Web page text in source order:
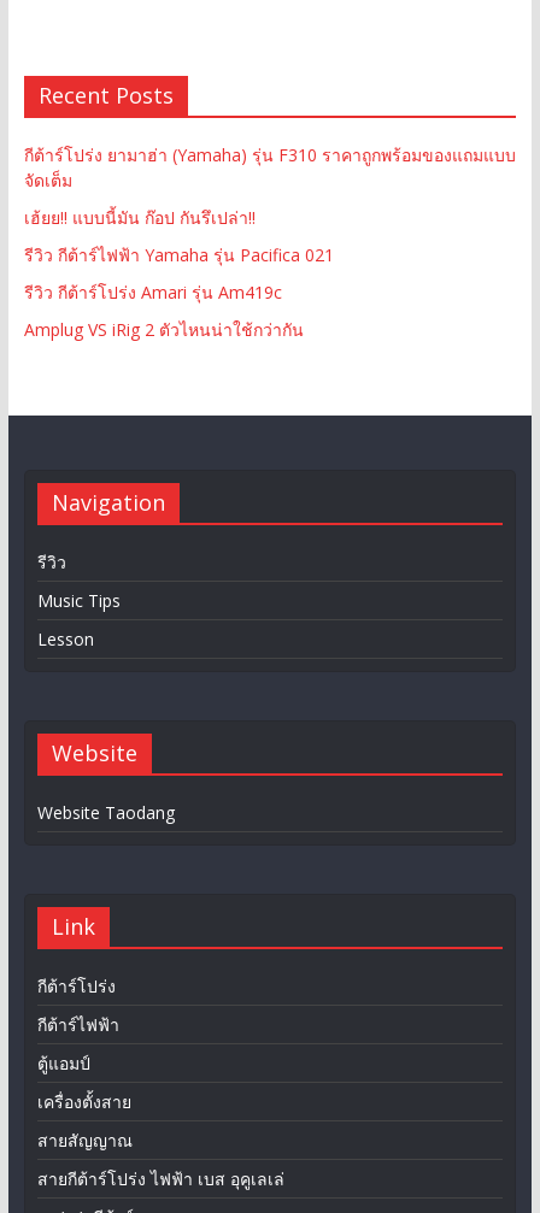
Recent Posts
กีต้าร์โปร่ง ยามาฮ่า (Yamaha) รุ่น F310 ราคาถูกพร้อมของแถมแบบ
จัดเต็ม
เฮ้ยย!! แบบนี้มัน ก๊อป กันรึเปล่า!!
รีวิว กีต้าร์ไฟฟ้า Yamaha รุ่น Pacifica 021
รีวิว กีต้าร์โปร่ง Amari รุ่น Am419c
Amplug VS iRig 2 ตัวไหนน่าใช้กว่ากัน
Navigation
รีวิว
Music Tips
Lesson
Website
Website Taodang
Link
กีต้าร์โปร่ง
กีต้าร์ไฟฟ้า
ตู้แอมป์
เครื่องตั้งสาย
สายสัญญาณ
สายกีต้าร์โปร่ง ไฟฟ้า เบส อุคูเลเล่